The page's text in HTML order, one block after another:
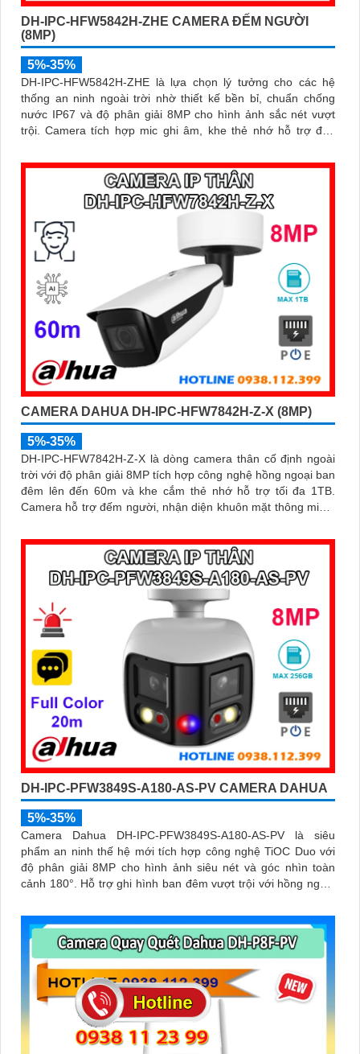
DH-IPC-HFW5842H-ZHE CAMERA ĐẾM NGƯỜI
(8MP)
5%-35%
DH-IPC-HFW5842H-ZHE là lựa chọn lý tưởng cho các hệ
thống an ninh ngoài trời nhờ thiết kế bền bỉ, chuẩn chống
nước IP67 và độ phân giải 8MP cho hình ảnh sắc nét vượt
trội. Camera tích hợp mic ghi âm, khe thẻ nhớ hỗ trợ đến
dàng, tiết kiệm chi phí
CAMERA DAHUA DH-IPC-HFW7842H-Z-X (8MP)
5%-35%
DH-IPC-HFW7842H-Z-X là dòng camera thân cố định ngoài
trời với độ phân giải 8MP tích hợp công nghệ hồng ngoại ban
đêm lên đến 60m và khe cắm thẻ nhớ hỗ trợ tối đa 1TB.
Camera hỗ trợ đếm người, nhận diện khuôn mặt thông minh,
cho các khu vực giám sát ngoài trời, hỗ trợ tính năng quản lý
chỗ đỗ xe hiệu quả cho các bãi giữ xe
DH-IPC-PFW3849S-A180-AS-PV CAMERA DAHUA
5%-35%
Camera Dahua DH-IPC-PFW3849S-A180-AS-PV là siêu
phẩm an ninh thế hệ mới tích hợp công nghệ TiOC Duo với
độ phân giải 8MP cho hình ảnh siêu nét và góc nhìn toàn
cảnh 180°. Hỗ trợ ghi hình ban đêm vượt trội với hồng ngoại
cắm thẻ nhớ 256GB đáp ứng nhu cầu lưu trữ dài hạn, thiết kế
chuẩn IP67 chống bụi nước, cấp nguồn POE